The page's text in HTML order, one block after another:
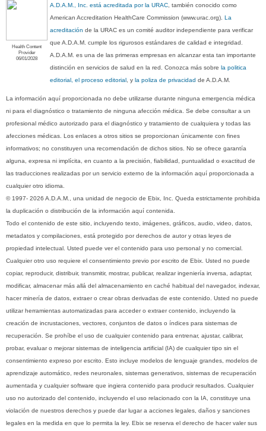
Health Content
Provider
06/01/2028
A.D.A.M., Inc. está acreditada por la URAC , también conocido como
American Accreditation HealthCare Commission (www.urac.org).La
acreditación de la URAC es un comité auditor independiente para verificar
que A.D.A.M. cumple los rigurosos estándares de calidad e integridad.
A.D.A.M. es una de las primeras empresas en alcanzar esta tan importante
distinción en servicios de salud en la red. Conozca más sobrela politica
editorial, el proceso editorial , yla poliza de privacidad de A.D.A.M.
La información aquí proporcionada no debe utilizarse durante ninguna emergencia médica
ni para el diagnóstico o tratamiento de ninguna afección médica. Se debe consultar a un
profesional médico autorizado para el diagnóstico y tratamiento de cualquiera y todas las
afecciones médicas. Los enlaces a otros sitios se proporcionan únicamente con fines
informativos; no constituyen una recomendación de dichos sitios. No se ofrece garantía
alguna, expresa ni implícita, en cuanto a la precisión, fiabilidad, puntualidad o exactitud de
las traducciones realizadas por un servicio externo de la información aquí proporcionada a
cualquier otro idioma.
© 1997- 2026 A.D.A.M., una unidad de negocio de Ebix, Inc. Queda estrictamente prohibida
la duplicación o distribución de la información aquí contenida.
Todo el contenido de este sitio, incluyendo texto, imágenes, gráficos, audio, video, datos,
metadatos y compilaciones, está protegido por derechos de autor y otras leyes de
propiedad intelectual. Usted puede ver el contenido para uso personal y no comercial.
Cualquier otro uso requiere el consentimiento previo por escrito de Ebix. Usted no puede
copiar, reproducir, distribuir, transmitir, mostrar, publicar, realizar ingeniería inversa, adaptar,
modificar, almacenar más allá del almacenamiento en caché habitual del navegador, indexar,
hacer minería de datos, extraer o crear obras derivadas de este contenido. Usted no puede
utilizar herramientas automatizadas para acceder o extraer contenido, incluyendo la
creación de incrustaciones, vectores, conjuntos de datos o índices para sistemas de
recuperación. Se prohíbe el uso de cualquier contenido para entrenar, ajustar, calibrar,
probar, evaluar o mejorar sistemas de inteligencia artificial (IA) de cualquier tipo sin el
consentimiento expreso por escrito. Esto incluye modelos de lenguaje grandes, modelos de
aprendizaje automático, redes neuronales, sistemas generativos, sistemas de recuperación
aumentada y cualquier software que ingiera contenido para producir resultados. Cualquier
uso no autorizado del contenido, incluyendo el uso relacionado con la IA, constituye una
violación de nuestros derechos y puede dar lugar a acciones legales, daños y sanciones
legales en la medida en que lo permita la ley. Ebix se reserva el derecho de hacer valer sus